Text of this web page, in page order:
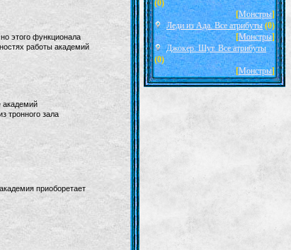
этого функционала
работы академий
академий
тронного зала
приоборетает
(0)
[Монстры]
Леди из Ада. Все атрибуты (0)
[Монстры]
Джокер. Шут. Все атрибуты
(0)
[Монстры]